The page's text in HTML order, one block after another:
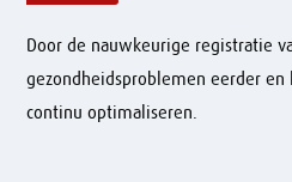
Door de nauwkeurige registratie
gezondheidsproblemen eerder
continu optimaliseren.